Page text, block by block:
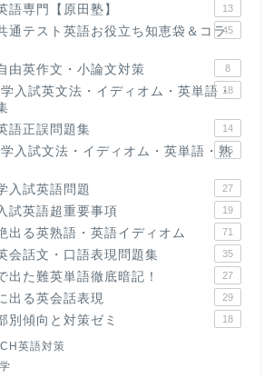
語専門【原田塾】 13
通テスト英語お役立ち知恵袋＆コラ45
由英作文・小論文対策 8
入試英文法・イディオム・英単語・
18
語正誤問題集 14
入試文法・イディオム・英単語・熟
15
入試英語問題 27
試英語超重要事項 19
出る英熟語・英語イディオム 71
会話文・口語表現問題集 35
出た難英単語徹底暗記！ 27
出る英会話表現 29
別傾向と対策ゼミ 18
英語対策